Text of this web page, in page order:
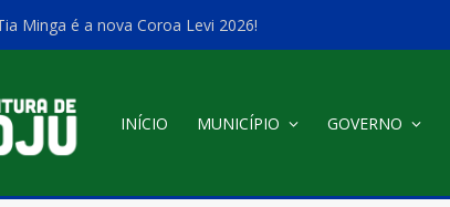
Minga é a nova Coroa Levi 2026!
INÍCIO MUNICÍPIO GOVERNO